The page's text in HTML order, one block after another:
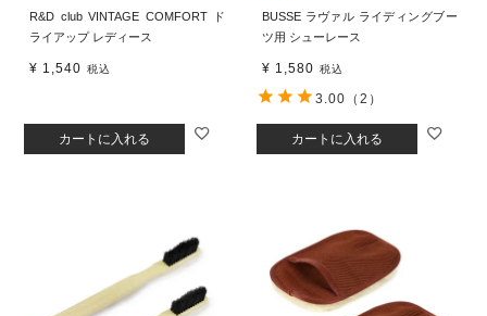
R&D club VINTAGE COMFORT ド
ライアップ レディース
¥ 1,540 税込
カートに入れる
BUSSE ラヴァル ライディングブー
ツ用 シューレース
¥ 1,580 税込
カートに入れる
3.00 （2）